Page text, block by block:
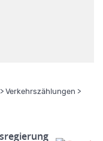
> Verkehrszählungen >